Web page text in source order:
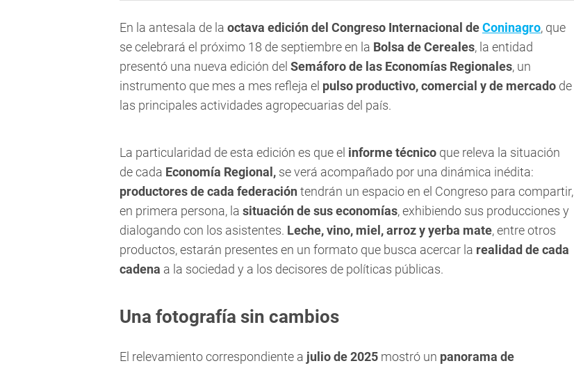
En la antesala de la octava edición del Congreso Internacional deConinagro, que
se celebrará el próximo 18 de septiembre en la Bolsa de Cereales, la entidad
presentó una nueva edición del Semáforo de las Economías Regionales, un
instrumento que mes a mes refleja el pulso productivo, comercial y de mercado de
las principales actividades agropecuarias del país.
La particularidad de esta edición es que el informe técnico que releva la situación
de cada Economía Regional, se verá acompañado por una dinámica inédita:
productores de cada federación tendrán un espacio en el Congreso para compartir,
en primera persona, la situación de sus economías, exhibiendo sus producciones y
dialogando con los asistentes. Leche, vino, miel, arroz y yerba mate, entre otros
productos, estarán presentes en un formato que busca acercar la realidad de cada
cadena a la sociedad y a los decisores de políticas públicas.
Una fotografía sin cambios
El relevamiento correspondiente a julio de 2025 mostró un panorama de